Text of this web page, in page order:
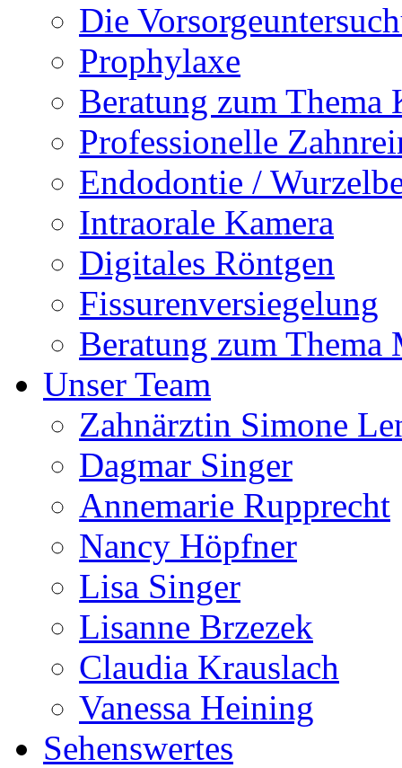
Die
Prophylaxe
Beratung zum Thema
Professionelle
Endodontie /
Intraorale Kamera
Digitales Röntgen
Fissurenversiegelung
Beratung zum Thema
Unser Team
Zahnärztin Simone
Dagmar Singer
Annemarie Rupprecht
Nancy Höpfner
Lisa Singer
Lisanne Brzezek
Claudia Krauslach
Vanessa Heining
Sehenswertes